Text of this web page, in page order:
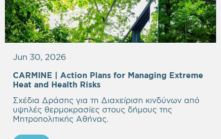
Jun 30, 2026
CARMINE | Action Plans for Managing Extreme
Heat and Health Risks
Σχέδια Δράσης για τη Διαχείριση κινδύνων από
υψηλές θερμοκρασίες στους δήμους της
Μητροπολιτικής Αθήνας.